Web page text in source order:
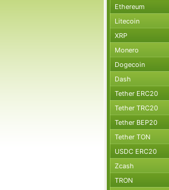
Ethereum
Litecoin
XRP
Monero
Dogecoin
Dash
Tether ERC20
Tether TRC20
Tether BEP20
Tether TON
USDC ERC20
Zcash
TRON